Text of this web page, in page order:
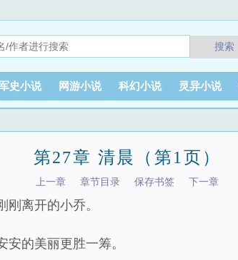
搜索
史小说 网游小说 科幻小说 灵异小说
第27章 清晨（第1页）
上一章 章节目录 保存书签 下一章
离开的小乔。
的美丽更胜一筹。